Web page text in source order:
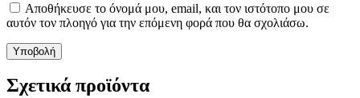
Αποθήκευσε το όνομά μου, email, και τον ιστότοπο μου σε
αυτόν τον πλοηγό για την επόμενη φορά που θα σχολιάσω.
Σχετικά προϊόντα